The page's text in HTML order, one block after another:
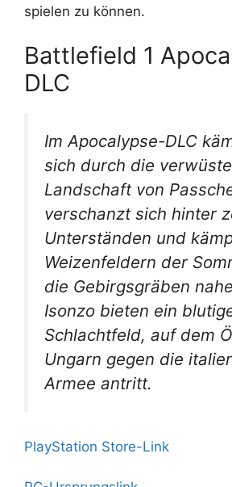
spielen zu können.
Battlefield 1
DLC
Im Apocalypse-DLC
sich durch die
Landschaft von
verschanzt sich hinter
Unterständen und
Weizenfeldern der
die Gebirgsgräben
Isonzo bieten ein
Schlachtfeld, auf dem
Ungarn gegen die
Armee antritt.
PlayStation Store-Link